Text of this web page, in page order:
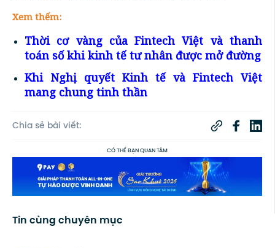
Xem thếm:
Thời cơ vàng của Fintech Việt và thanh
toán số khi kinh tế tư nhân được mở đường
Khi Nghị quyết Kinh tế và Fintech Việt
mang chung tinh thần
Chia sẻ bài viết:
CÓ THỂ BẠN QUAN TÂM
Tin cùng chuyên mục